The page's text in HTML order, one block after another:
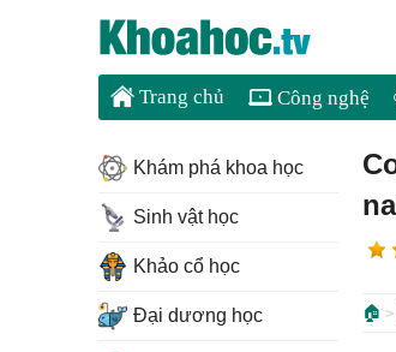
Trang chủ Công nghệ
🏠
Khám phá khoa học
Sinh vật học
Khảo cổ học
Đại dương học